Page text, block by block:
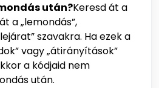
után?Keresd át a
a „lemondás”,
szavakra. Ha ezek a
vagy „átirányítások”
a kódjaid nem
után.